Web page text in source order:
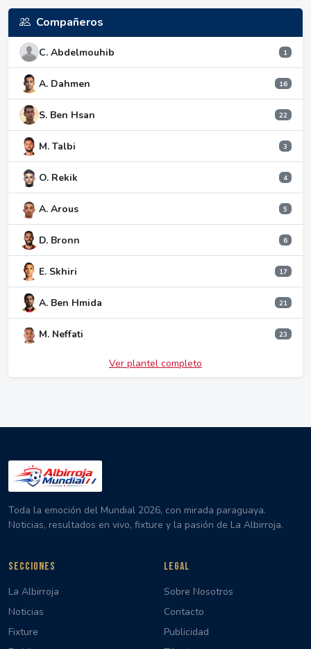
Compañeros
C. Abdelmouhib 1
A. Dahmen 16
S. Ben Hsan 22
M. Talbi 3
O. Rekik 4
A. Arous 5
D. Bronn 6
E. Skhiri 17
A. Ben Hmida 21
M. Neffati 23
Ver plantel completo
Toda la emoción del Mundial 2026, con mirada paraguaya.
Noticias, resultados en vivo, fixture y la pasión de La Albirroja.
SECCIONES
La Albirroja
Noticias
Fixture
LEGAL
Sobre Nosotros
Contacto
Publicidad